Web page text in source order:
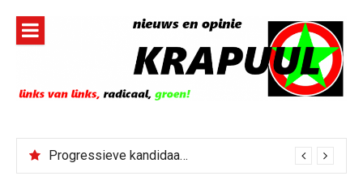
inhoud
Progressieve kandidaat El-Sayed senaatskandidaat Michigan